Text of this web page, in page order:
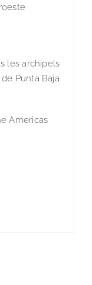
les archipels
Punta Baja
Americas